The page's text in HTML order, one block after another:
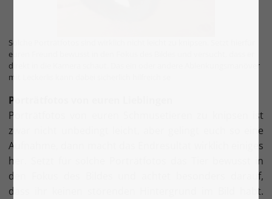
Solche Porträtfotos sind wirklich nicht leicht zu knipsen. Setzt hierfür
euren Freund bewusst in den Fokus des Bildes und versucht, dass er
direkt in die Kamera schaut. Das ein oder andere Ablenkungsmanöver
mit Leckerlis kann dabei sicherlich hilfreich se
Porträtfotos von euren Lieblingen
Porträtfotos von euren Schmusetieren zu knipsen ist
zwar nicht unbedingt leicht, aber gelingt euch so eine
Aufnahme, dann macht das Endresultat wirklich einiges
her. Setzt für solche Porträtfotos das Tier bewusst in
den Fokus des Bildes und achtet besonders darauf,
dass ihr keinen störenden Hintergrund im Bild habt.